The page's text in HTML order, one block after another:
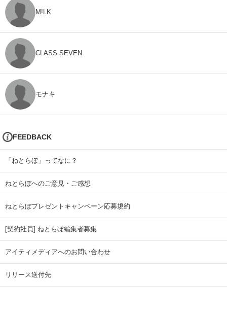
M!LK
CLASS SEVEN
モナキ
FEEDBACK
「ねとらぼ」ってなに？
ねとらぼへのご意見・ご感想
ねとらぼプレゼントキャンペーン応募規約
[契約社員] ねとらぼ編集者募集
アイティメディアへのお問い合わせ
リリース送付先